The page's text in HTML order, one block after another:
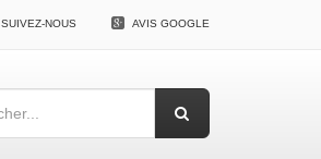
SUIVEZ-NOUS AVIS GOOGLE